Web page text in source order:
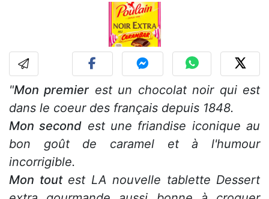
"Mon premier est un chocolat noir qui est
dans le coeur des français depuis 1848.
Mon second est une friandise iconique au
bon goût de caramel et à l'humour
incorrigible.
Mon toutest LA nouvelle tablette Dessert